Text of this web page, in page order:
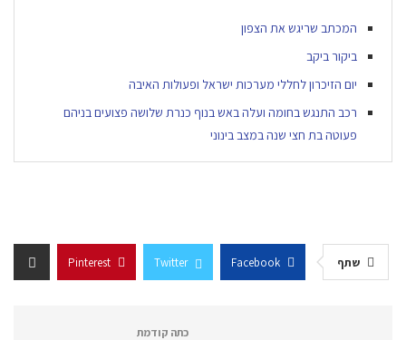
המכתב שריגש את הצפון
ביקור ביקב
יום הזיכרון לחללי מערכות ישראל ופעולות האיבה
רכב התנגש בחומה ועלה באש בנוף כנרת שלושה פצועים בניהם
פעוטה בת חצי שנה במצב בינוני
שתף Facebook
Twitter
Pinterest
כתה קודמת